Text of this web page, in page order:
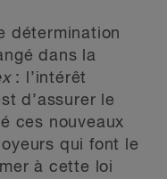
détermination
dans la
: l’intérêt
d’assurer le
ces nouveaux
qui font le
à cette loi